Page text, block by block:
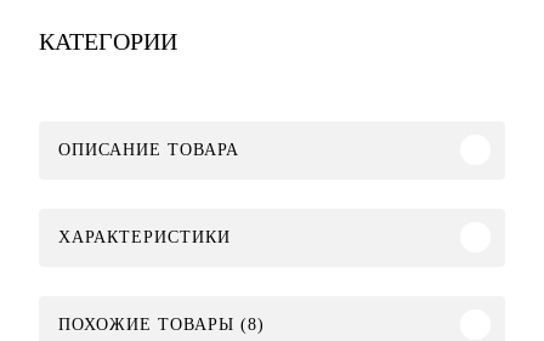
КАТЕГОРИИ
ОПИСАНИЕ ТОВАРА
ХАРАКТЕРИСТИКИ
ПОХОЖИЕ ТОВАРЫ (8)